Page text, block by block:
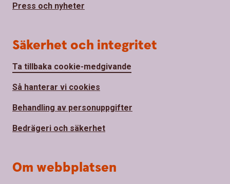
Press och nyheter
Säkerhet och integritet
Ta tillbaka cookie-medgivande
Så hanterar vi cookies
Behandling av personuppgifter
Bedrägeri och säkerhet
Om webbplatsen